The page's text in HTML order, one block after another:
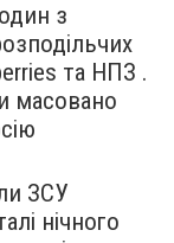
з
та НПЗ .
масовано
ЗСУ
нічного